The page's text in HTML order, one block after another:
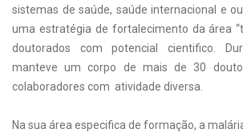
sistemas de saúde, saúde internacional e
uma estratégia de fortalecimento da área
doutorados com potencial cientifico.
manteve um corpo de mais de 30
colaboradores com atividade diversa.
Na sua área especifica de formação, a